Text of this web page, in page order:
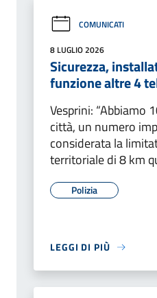
COMUNICATI
8 LUGLIO 2026
Sicurezza,
funzione altre 4
Vesprini: “Abbiamo
città, un numero
considerata la
territoriale di 8 km
Polizia
LEGGI DI PIÙ